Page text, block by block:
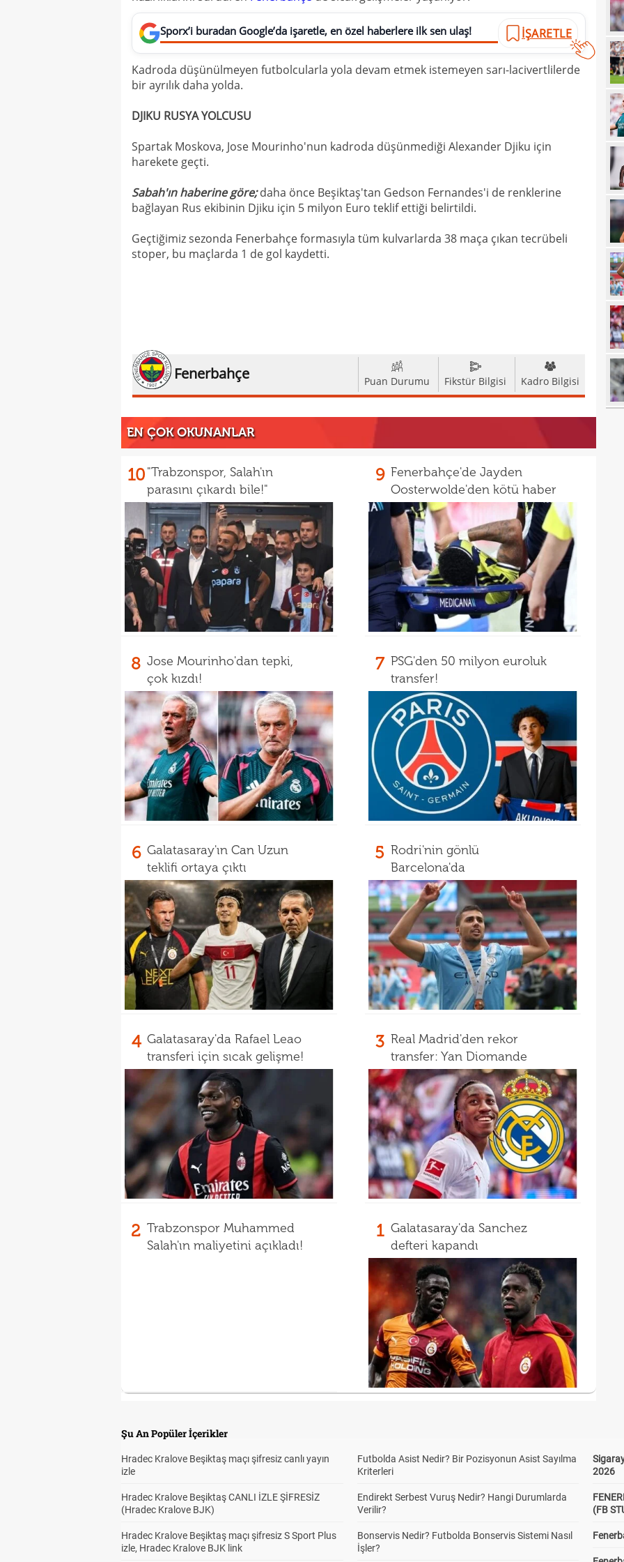
Sporx’i buradan Google’da işaretle, en özel haberlere ilk sen ulaş! İŞARETLE
Kadroda düşünülmeyen futbolcularla yola devam etmek istemeyen sarı-lacivertlilerde
bir ayrılık daha yolda.
DJIKU RUSYA YOLCUSU
Spartak Moskova, Jose Mourinho'nun kadroda düşünmediği Alexander Djiku için
harekete geçti.
Sabah'ın haberine göre;daha önce Beşiktaş'tan Gedson Fernandes'i de renklerine
bağlayan Rus ekibinin Djiku için 5 milyon Euro teklif ettiği belirtildi.
Geçtiğimiz sezonda Fenerbahçe formasıyla tüm kulvarlarda 38 maça çıkan tecrübeli
stoper, bu maçlarda 1 de gol kaydetti.
Fenerbahçe Puan Durumu Fikstür Bilgisi Kadro Bilgisi
EN ÇOK OKUNANLAR
10 "Trabzonspor, Salah'ın
parasını çıkardı bile!"
9 Fenerbahçe'de Jayden
Oosterwolde'den kötü haber
8 Jose Mourinho'dan tepki,
çok kızdı!
7 PSG'den 50 milyon euroluk
transfer!
6 Galatasaray'ın Can Uzun
teklifi ortaya çıktı
5 Rodri'nin gönlü
Barcelona'da
4 Galatasaray'da Rafael Leao
transferi için sıcak gelişme!
3 Real Madrid'den rekor
transfer: Yan Diomande
2 Trabzonspor Muhammed
Salah'ın maliyetini açıkladı!
1 Galatasaray'da Sanchez
defteri kapandı
Şu An Popüler İçerikler
Hradec Kralove Beşiktaş maçı şifresiz canlı yayın
izle
Hradec Kralove Beşiktaş CANLI İZLE ŞİFRESİZ
(Hradec Kralove BJK)
Hradec Kralove Beşiktaş maçı şifresiz S Sport Plus
izle, Hradec Kralove BJK link
Futbolda Asist Nedir? Bir Pozisyonun Asist Sayılma
Kriterleri
Endirekt Serbest Vuruş Nedir? Hangi Durumlarda
Verilir?
Bonservis Nedir? Futbolda Bonservis Sistemi Nasıl
İşler?
2026
(FB